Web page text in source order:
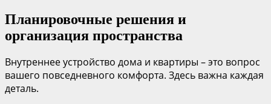
Планировочные решения и
организация пространства
Внутреннее устройство дома и квартиры – это вопрос
вашего повседневного комфорта. Здесь важна каждая
деталь.